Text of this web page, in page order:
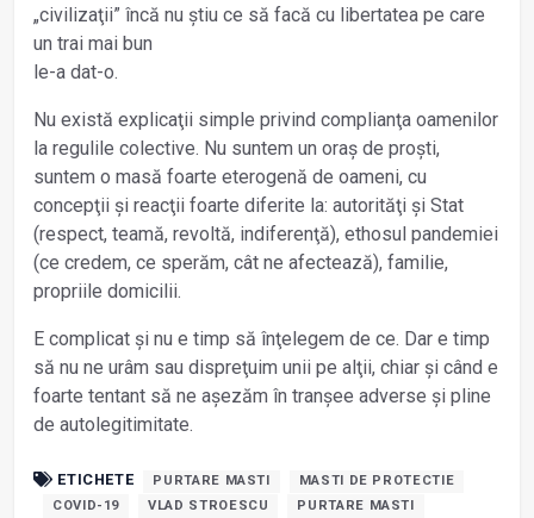
„civilizaţii” încă nu știu ce să facă cu libertatea pe care
un trai mai bun
le-a dat-o.
Nu există explicaţii simple privind complianţa oamenilor
la regulile colective. Nu suntem un oraș de proști,
suntem o masă foarte eterogenă de oameni, cu
concepţii și reacţii foarte diferite la: autorităţi și Stat
(respect, teamă, revoltă, indiferenţă), ethosul pandemiei
(ce credem, ce sperăm, cât ne afectează), familie,
propriile domicilii.
E complicat și nu e timp să înţelegem de ce. Dar e timp
să nu ne urâm sau dispreţuim unii pe alţii, chiar și când e
foarte tentant să ne așezăm în tranșee adverse și pline
de autolegitimitate.
ETICHETE PURTARE MASTI
MASTI DE PROTECTIE
COVID-19
VLAD STROESCU
PURTARE MASTI